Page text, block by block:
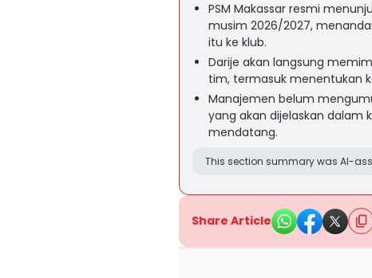
PSM Makassar resmi
musim 2026/2027,
itu ke klub.
Darije akan langsung
tim, termasuk menentukan
Manajemen belum
yang akan dijelaskan dalam
mendatang.
This section summary was AI-
Share Article